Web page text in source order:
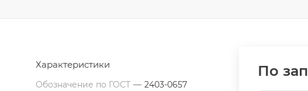
По зап
Характеристики
Обозначение по ГОСТ — 2403-0657